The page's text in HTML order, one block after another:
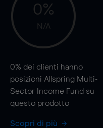
0%
N/A
0% dei clienti hanno
posizioni Allspring Multi-
Sector Income Fund su
questo prodotto
Scopri di più